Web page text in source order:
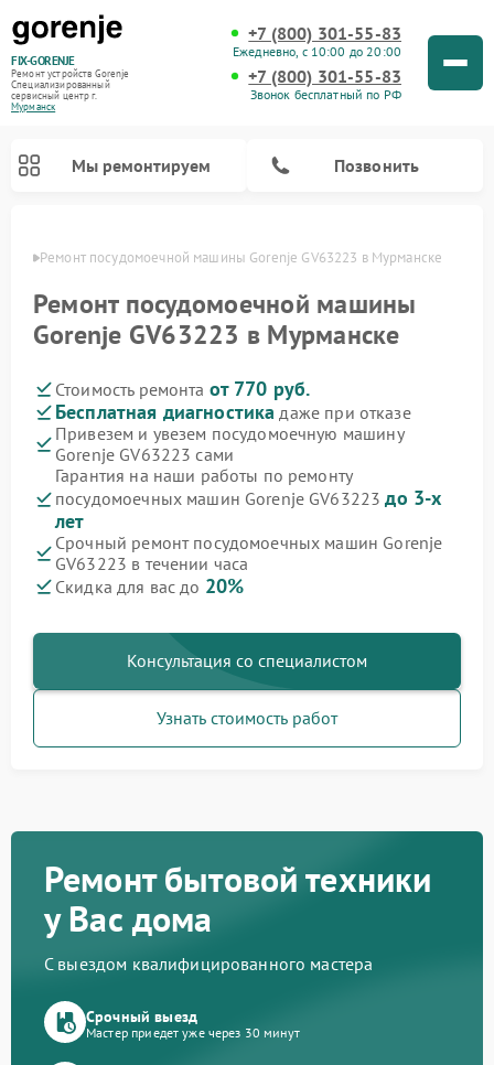
FIX-GORENJE
Ремонт устройств Gorenje
Специализированный
cервисный центр г.
Мурманск
+7 (800) 301-55-83
Ежедневно, с 10:00 до 20:00
+7 (800) 301-55-83
Звонок бесплатный по РФ
Мы ремонтируем Позвонить
Ремонт посудомоечной машины Gorenje GV63223 в Мурманске
Ремонт посудомоечной машины
Gorenje GV63223 в Мурманске
Стоимость ремонта от 770 руб.
Бесплатная диагностика даже при отказе
Привезем и увезем посудомоечную машину
Gorenje GV63223 сами
Гарантия на наши работы по ремонту
посудомоечных машин Gorenje GV63223до 3-х
лет
Срочный ремонт посудомоечных машин Gorenje
GV63223 в течении часа
Скидка для вас до 20%
Консультация со специалистом
Узнать стоимость работ
Ремонт бытовой техники
у Вас дома
С выездом квалифицированного мастера
Срочный выезд
Мастер приедет уже через 30 минут